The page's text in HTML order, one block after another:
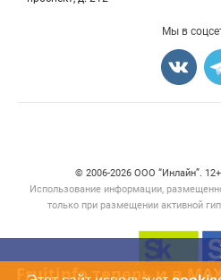
Fruitinfo теперь и в
Мы в
© 2006‑2026 ООО “Инлайн”.
Использование информации,
только при размещении активной